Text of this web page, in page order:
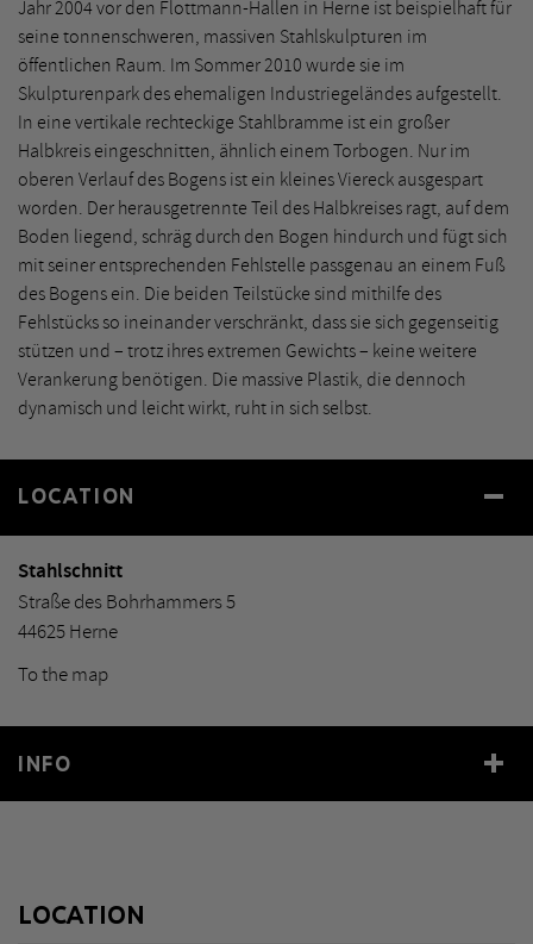
Jahr 2004 vor den Flottmann-Hallen in Herne ist beispielhaft für
seine tonnenschweren, massiven Stahlskulpturen im
öffentlichen Raum. Im Sommer 2010 wurde sie im
Skulpturenpark des ehemaligen Industriegeländes aufgestellt.
In eine vertikale rechteckige Stahlbramme ist ein großer
Halbkreis eingeschnitten, ähnlich einem Torbogen. Nur im
oberen Verlauf des Bogens ist ein kleines Viereck ausgespart
worden. Der herausgetrennte Teil des Halbkreises ragt, auf dem
Boden liegend, schräg durch den Bogen hindurch und fügt sich
mit seiner entsprechenden Fehlstelle passgenau an einem Fuß
des Bogens ein. Die beiden Teilstücke sind mithilfe des
Fehlstücks so ineinander verschränkt, dass sie sich gegenseitig
stützen und – trotz ihres extremen Gewichts – keine weitere
Verankerung benötigen. Die massive Plastik, die dennoch
dynamisch und leicht wirkt, ruht in sich selbst.
LOCATION
Stahlschnitt
Straße des Bohrhammers 5
44625 Herne
To the map
INFO
LOCATION